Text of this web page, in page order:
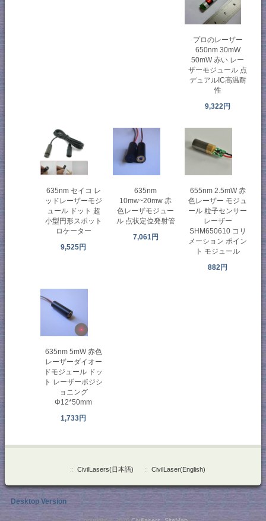
プロのレーザー
650nm 30mW
50mW 赤い レー
ザーモジュール 点
デュアルIC高温耐
性
9,322円
635nm セイコ レ
ッドレーザーモジ
ュール ドット 超
小型円形スポット
ロケーター
9,525円
635nm
10mw~20mw 赤
色レーザモジュー
ル 点状定位発射管
7,061円
655nm 2.5mW 赤
色レーザー モジュ
ール 粒子センサー
レーザー
SHM650610 コリ
メーション ポイン
ト モジュール
882円
635nm 5mW 赤色
レーザーダイオー
ドモジュール ドッ
ト レーザーポジシ
ョニング
Φ12*50mm
1,733円
:: CivilLasers(日本語) :: CivilLaser(English)
Desktop Version